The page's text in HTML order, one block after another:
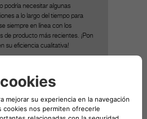
podría necesitar algunas
a lo largo del tiempo para
siempre en línea con los
de producto más recientes. ¡Pon
su eficiencia cualitativa!
para tu modelo.